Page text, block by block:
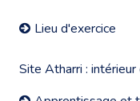
Lieu d'exercice
Site Atharri :